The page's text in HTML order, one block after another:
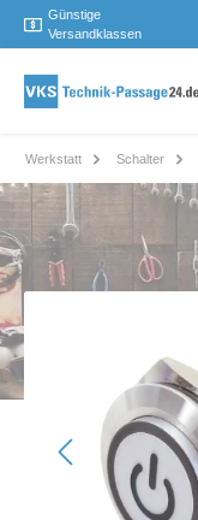
Günstige
Versandklassen
Werkstatt Schalter